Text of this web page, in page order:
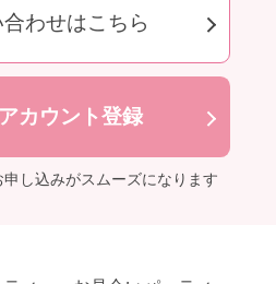
わせはこちら
カウント登録
し込みがスムーズになります